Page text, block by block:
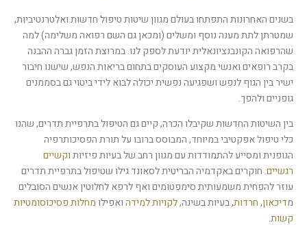
סמן קישורים
לאפס את כל האפשרויות
בשנים האחרונות התפתחו בעולם מגוון שיטות טיפול חדשות ואלטרנטיביות,
שמטרתן לתת מענה נוסף ומשלים (ומכאן גם השם רפואה משלימה) למה
שהרפואה הקונבנציונאלית יודעת לספק לנו. במרוצת הזמן גברה ההבנה
בקרב רופאים ואנשי מקצוע העוסקים בתחום בריאות הנפש, שישנו חיבור
ישיר בין הגוף לנפש ושפגיעה נפשית יכולה לבוא לידי ביטוי גם בסממנים
גופניים ולהפך.
בין השיטות החדשות שקיבלו הכרה, קיים גם הטיפול בתרפיית תדרים, שהנו
כלי טיפול אפקטיבי במיוחד, המבוסס ברובו על תורת הפסיכותרפיה
הגופנית ומסייע להתמודדות עם מגוון רחב של בעיות פיזיות וקשיים
רגשיים. חוקרים באקדמיה הבריטית לסאונד גילו שטיפול בתרפיית תדרים
עוזר להפחית משמעותית סימפטומים ואף לרפא לחלוטין אנשים הסובלים
מדיכאון,חרדות, בעיות בשינה,לקויות למידהואפילו מחלות פסיכוסומטיות
קשות.